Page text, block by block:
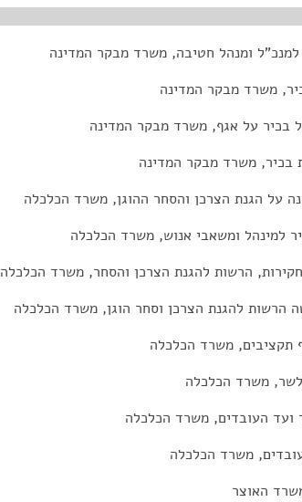
ומנהל חטיבה, משרד מבקר המדינה
משרד מבקר המדינה
בכיר על אגף, משרד מבקר המדינה
בכיר, משרד מבקר המדינה
על הגנת הצרכן והסחר ההוגן, משרד הכלכלה
למינהל ומשאבי אנוש, משרד הכלכלה
הרשות להגנת הצרכן והסחר, משרד הכלכלה
להגנת הצרכן וסחר הוגן, משרד הכלכלה
תקציבים, משרד הכלכלה
לשר, משרד הכלכלה
העובדים, משרד הכלכלה
משרד הכלכלה
האוצר